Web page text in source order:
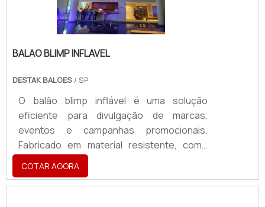
BALAO BLIMP INFLAVEL
DESTAK BALOES / SP
O balão blimp inflável é uma solução
eficiente para divulgação de marcas,
eventos e campanhas promocionais.
Fabricado em material resistente, como
PVC ou nylon reforçado, pode ser utilizado
em ambientes internos e externos,
suportando diferentes condições
COTAR AGORA